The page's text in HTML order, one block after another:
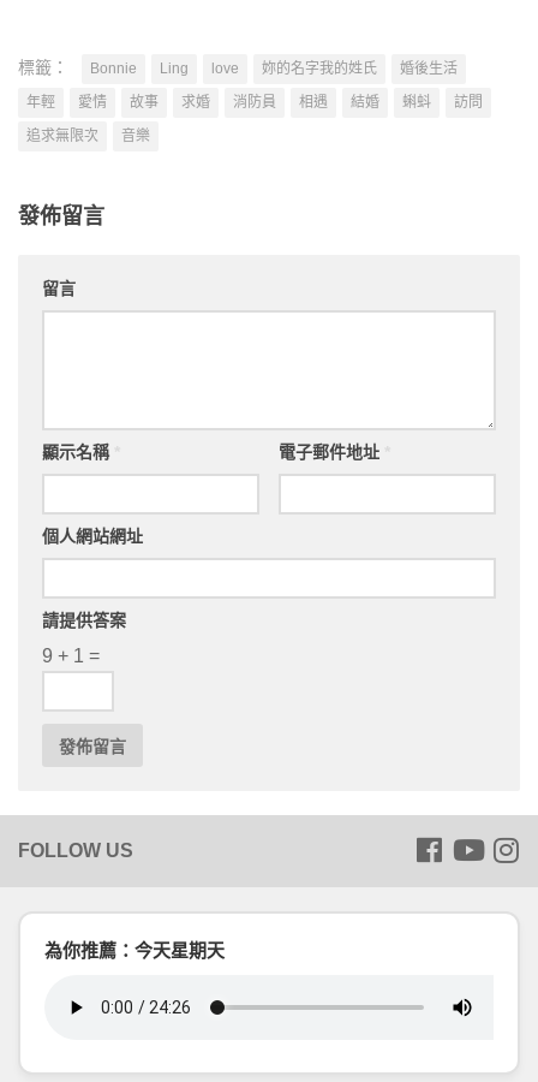
標籤： Bonnie Ling love 妳的名字我的姓氏
婚後生活
年輕
愛情 故事 求婚 消防員 相遇 結婚 蝌蚪
訪問
追求無限次
音樂
發佈留言
留言
顯示名稱 電子郵件地址
個人網站網址
請提供答案
9 + 1 =
為你推薦：今天星期天